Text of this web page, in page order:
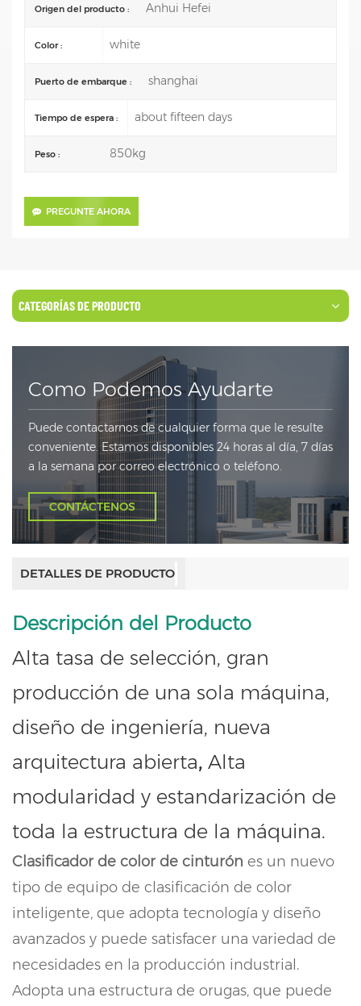
Origen del producto : Anhui Hefei
Color : white
Puerto de embarque : shanghai
Tiempo de espera : about fifteen days
Peso : 850kg
PREGUNTE AHORA
CATEGORÍAS DE PRODUCTO
Como Podemos Ayudarte
Puede contactarnos de cualquier forma que le resulte
conveniente. Estamos disponibles 24 horas al día, 7 días
a la semana por correo electrónico o teléfono.
CONTÁCTENOS
DETALLES DE PRODUCTO
Descripción del Producto
Alta tasa de selección, gran
producción de una sola máquina,
diseño de ingeniería, nueva
arquitectura abierta, Alta
modularidad y estandarización de
toda la estructura de la máquina.
Clasificador de color de cinturón es un nuevo
tipo de equipo de clasificación de color
inteligente, que adopta tecnología y diseño
avanzados y puede satisfacer una variedad de
necesidades en la producción industrial.
Adopta una estructura de orugas, que puede